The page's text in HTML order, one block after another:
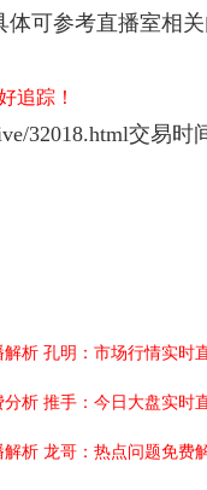
可参考直播室相关
追踪！
32018.html交易时
解析 孔明：市场行情实时
分析 推手：今日大盘实时
解析 龙哥：热点问题免费